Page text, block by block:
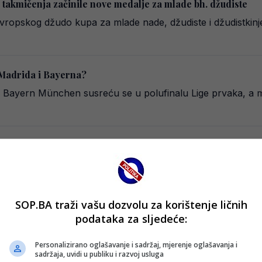
začinile nove medalje za mlade bh. džudiste
džudo kupa za mlade nade, džudiste i
i Bayerna?
München susreću se u polufinalu Lige prvaka, a
Fulhamu u okviru engleskog Premiershipa.
liste strijelaca (VIDEO)
napadač koji igra za Herthu, nastavio je svoju
SOP.BA traži vašu dozvolu za korištenje ličnih
podataka za sljedeće:
Personalizirano oglašavanje i sadržaj, mjerenje oglašavanja i
sadržaja, uvidi u publiku i razvoj usluga